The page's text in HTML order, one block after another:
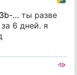
… ты разве
6 дней. я